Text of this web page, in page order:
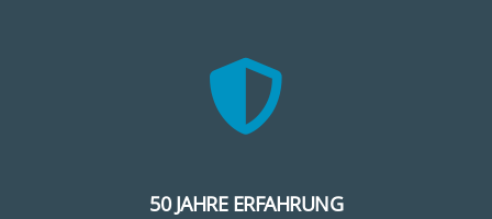
50 JAHRE ERFAHRUNG